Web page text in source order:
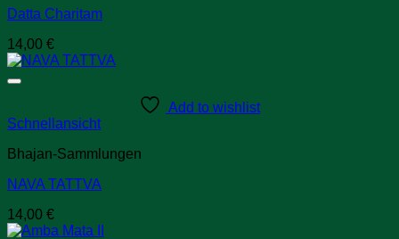
Datta Charitam
14,00 €
Add to wishlist
Schnellansicht
Bhajan-Sammlungen
NAVA TATTVA
14,00 €